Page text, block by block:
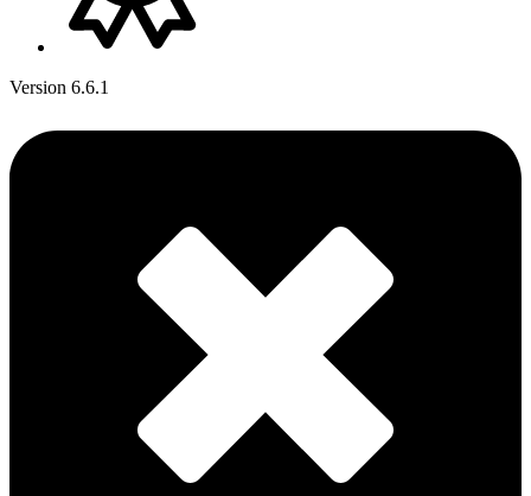
Version 6.6.1